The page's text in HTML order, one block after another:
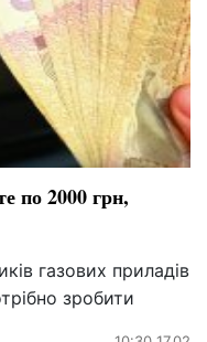
по 2000 грн,
газових приладів
зробити